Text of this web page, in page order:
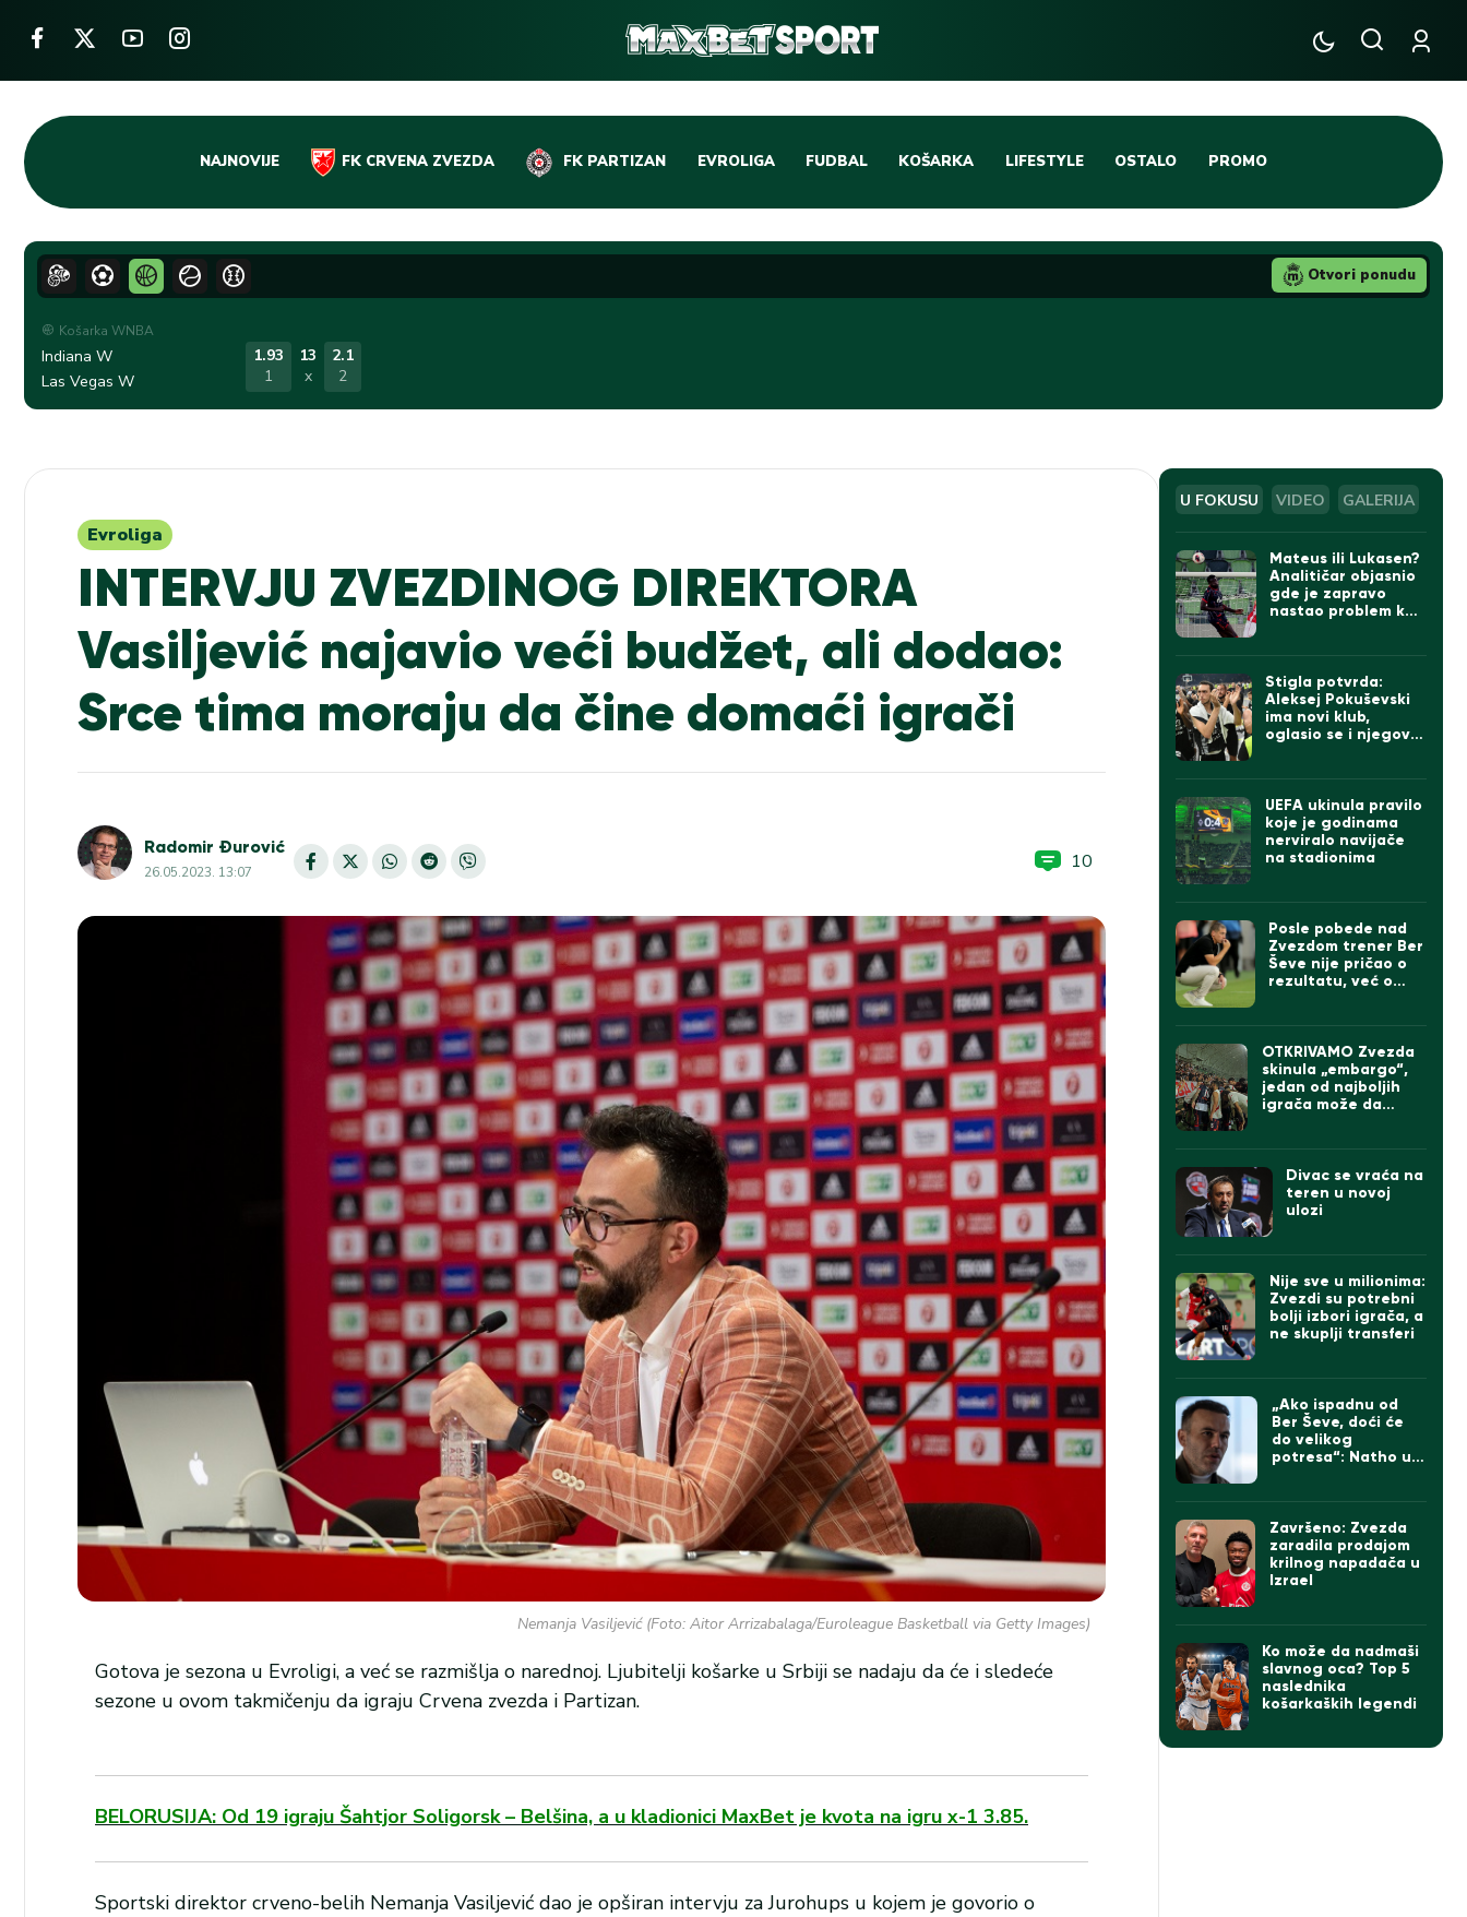
Skip
content
NAJNOVIJE FK CRVENA ZVEZDA FK PARTIZAN EVROLIGA FUDBAL
DOMAĆI FUDBAL
LIGE PETICE
KOŠARKA
EVROLIGA
ABA LIGA
LIFESTYLE OSTALO
TENIS
TIFO SCENA
PROMO
Košarka WNBA
Indiana W
Las Vegas W
1.93
1
13
x
2.1
2
Otvori ponudu
Evroliga
INTERVJU ZVEZDINOG DIREKTORA
Vasiljević najavio veći budžet, ali dodao:
Srce tima moraju da čine domaći igrači
Radomir Đurović
26.05.2023. 13:07 10
Nemanja Vasiljević (Foto: Aitor Arrizabalaga/Euroleague Basketball via Getty Images)
Gotova je sezona u Evroligi, a već se razmišlja o narednoj. Ljubitelji košarke u Srbiji se nadaju da će i sledeće
sezone u ovom takmičenju da igraju Crvena zvezda i Partizan.
BELORUSIJA: Od 19 igraju Šahtjor Soligorsk – Belšina, a u kladionici MaxBet je kvota na igru x-1 3.85.
Sportski direktor crveno-belih Nemanja Vasiljević dao je opširan intervju za Jurohups u kojem je govorio o
U FOKUSU VIDEO GALERIJA
Mateus ili Lukasen?
Analitičar objasnio
gde je zapravo
nastao problem kod
Stigla potvrda:
Aleksej Pokuševski
ima novi klub,
oglasio se i njegov
UEFA ukinula pravilo
koje je godinama
nerviralo navijače
na stadionima
Posle pobede nad
Zvezdom trener Ber
Ševe nije pričao o
rezultatu, već o
OTKRIVAMO Zvezda
skinula „embargo“,
jedan od najboljih
igrača može da
Divac se vraća na
teren u novoj
ulozi
Nije sve u milionima:
Zvezdi su potrebni
bolji izbori igrača, a
ne skuplji transferi
„Ako ispadnu od
Ber Ševe, doći će
do velikog
potresa“: Natho u
Završeno: Zvezda
zaradila prodajom
krilnog napadača u
Izrael
Ko može da nadmaši
slavnog oca? Top 5
naslednika
košarkaških legendi